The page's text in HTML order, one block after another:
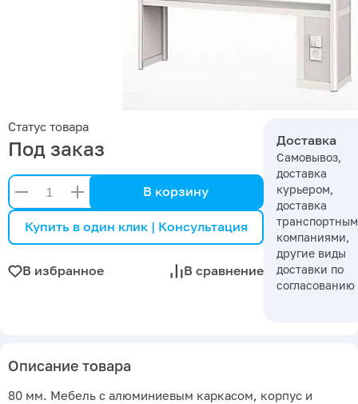
Статус товара
Под заказ
В корзину
Купить в один клик | Консультация
В избранное В сравнение
Доставка
Самовывоз,
доставка
курьером,
доставка
компаниями,
другие виды
доставки по
согласованию
Описание товара
80 мм. Мебель с алюминиевым каркасом, корпус и